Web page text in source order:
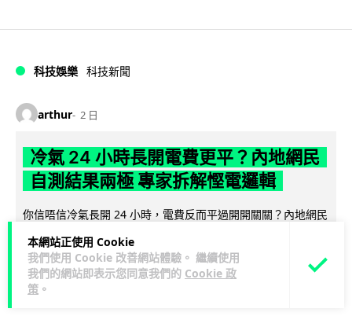
本網站正使用 Cookie
我們使用 Cookie 改善網站體驗。 繼續使用
我們的網站即表示您同意我們的 Cookie 政
策 。
科技娛樂 科技新聞
arthur 2 日
冷氣 24 小時長開電費更平？內地網民
自測結果兩極 專家拆解慳電邏輯
你信唔信冷氣長開 24 小時，電費反而平過開開關關？內地網民
實測結果兩極，有人一個月電費只需 118 元人民幣，有人飆到
過千。電力部門話不能... 閱讀全文
40